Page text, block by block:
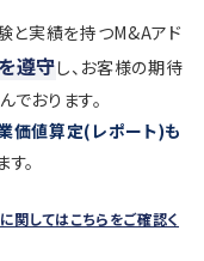
と実績を持つM&Aアド
遵守し、お客様の期待
おります。
価値算定(レポート)も
。
関してはこちらをご確認く